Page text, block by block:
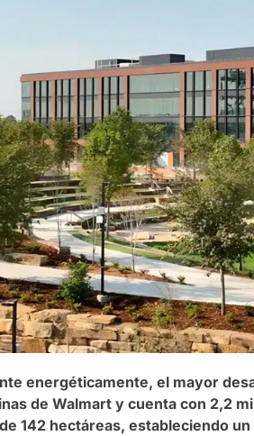
energéticamente, el mayor
de Walmart y cuenta con 2,2
142 hectáreas, estableciendo